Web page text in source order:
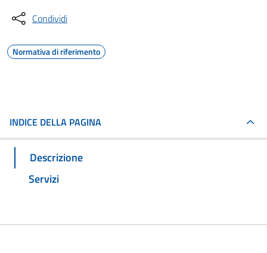
Condividi
Normativa di riferimento
INDICE DELLA PAGINA
Descrizione
Servizi